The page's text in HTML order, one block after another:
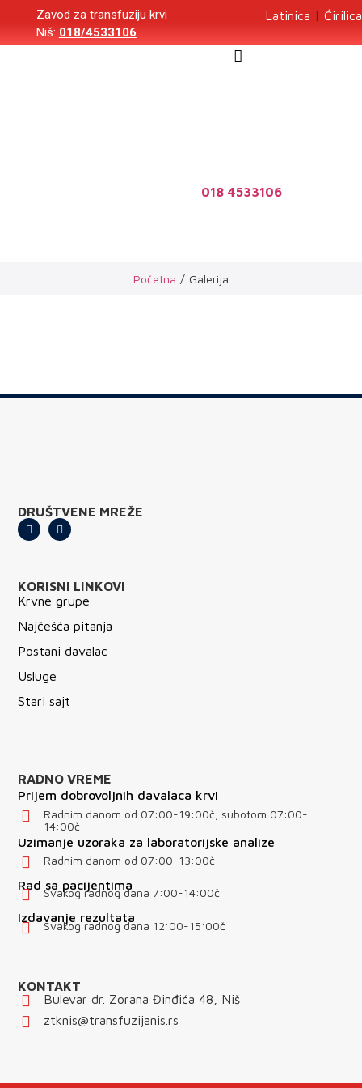
Zavod za transfuziju krvi
Niš: 018/4533106
Latinica | Ćirilica
018 4533106
Početna / Galerija
DRUŠTVENE MREŽE
KORISNI LINKOVI
Krvne grupe
Najčešća pitanja
Postani davalac
Usluge
Stari sajt
RADNO VREME
Prijem dobrovoljnih davalaca krvi
Radnim danom od 07:00-19:00č, subotom 07:00-
14:00č
Uzimanje uzoraka za laboratorijske analize
Radnim danom od 07:00-13:00č
Rad sa pacijentima
Svakog radnog dana 7:00-14:00č
Izdavanje rezultata
Svakog radnog dana 12:00-15:00č
KONTAKT
Bulevar dr. Zorana Đinđića 48, Niš
ztknis@transfuzijanis.rs